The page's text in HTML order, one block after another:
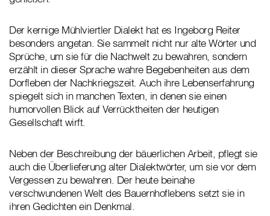
Der kernige Mühlviertler Dialekt hat es Ingeborg Reiter
besonders angetan. Sie sammelt nicht nur alte Wörter und
Sprüche, um sie für die Nachwelt zu bewahren, sondern
erzählt in dieser Sprache wahre Begebenheiten aus dem
Dorfleben der Nachkriegszeit. Auch ihre Lebenserfahrung
spiegelt sich in manchen Texten, in denen sie einen
humorvollen Blick auf Verrücktheiten der heutigen
Gesellschaft wirft.
Neben der Beschreibung der bäuerlichen Arbeit, pflegt sie
auch die Überlieferung alter Dialektwörter, um sie vor dem
Vergessen zu bewahren. Der heute beinahe
verschwundenen Welt des Bauernhoflebens setzt sie in
ihren Gedichten ein Denkmal.